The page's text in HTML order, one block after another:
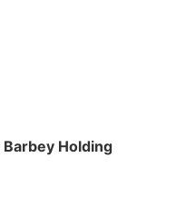
Barbey Holding